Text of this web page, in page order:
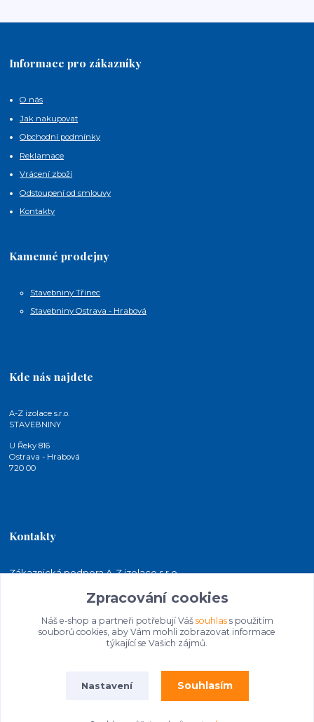
Informace pro zákazníky
O nás
Jak nakupovat
Obchodní podmínky
Reklamace
Vrácení zboží
Odstoupení od smlouvy
Kontakty
Kamenné prodejny
Stavebniny Třinec
Stavebniny Ostrava - Hrabová
Kde nás najdete
A-Z izolace s.r.o.
STAVEBNINY
U Řeky 816
Ostrava - Hrabová
720 00
Kontakty
Zákaznická podpora A-Z izolace s.r.o.
jakubkaleta@azizolace.cz
Zpracování cookies
Náš e-shop a partneři potřebují Váš souhlass použitím
souborů cookies, aby Vám mohli zobrazovat informace
týkající se Vašich zájmů.
Nastavení Souhlasím